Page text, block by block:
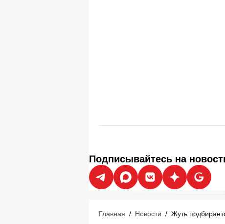
Подписывайтесь на
Главная / Новости / Жуть